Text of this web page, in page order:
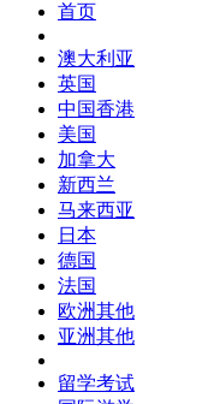
首页
澳大利亚
英国
中国香港
美国
加拿大
新西兰
马来西亚
日本
德国
法国
欧洲其他
亚洲其他
留学考试